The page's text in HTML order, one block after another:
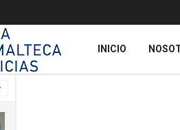
INICIO